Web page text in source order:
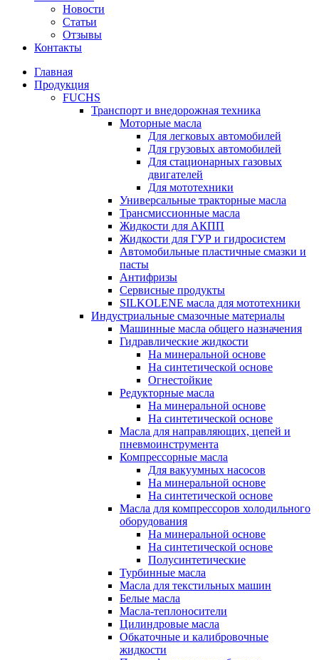
Новости
Статьи
Отзывы
Контакты
Главная
Продукция
FUCHS
Транспорт и внедорожная техника
Моторные масла
Для легковых автомобилей
Для грузовых автомобилей
Для стационарных газовых
двигателей
Для мототехники
Универсальные тракторные масла
Трансмиссионные масла
Жидкости для АКПП
Жидкости для ГУР и гидросистем
Автомобильные пластичные смазки и
пасты
Антифризы
Сервисные продукты
SILKOLENE масла для мототехники
Индустриальные смазочные материалы
Машинные масла общего назначения
Гидравлические жидкости
На минеральной основе
На синтетической основе
Огнестойкие
Редукторные масла
На минеральной основе
На синтетической основе
Масла для направляющих, цепей и
пневмоинструмента
Компрессорные масла
Для вакуумных насосов
На минеральной основе
На синтетической основе
Масла для компрессоров холодильного
оборудования
На минеральной основе
На синтетической основе
Полусинтетические
Турбинные масла
Масла для текстильных машин
Белые масла
Масла-теплоносители
Цилиндровые масла
Обкаточные и калибровочные
жидкости